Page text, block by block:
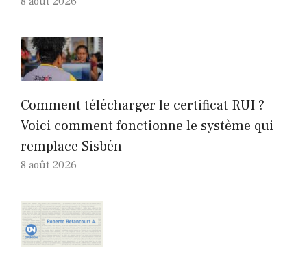
Comment télécharger le certificat RUI ?
Voici comment fonctionne le système qui
remplace Sisbén
8 août 2026